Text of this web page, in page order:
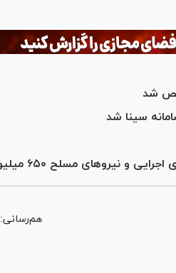
شد
سینا شد
مسلح ۶۵۰ میلیون تومان شد
هم‌رسانی: